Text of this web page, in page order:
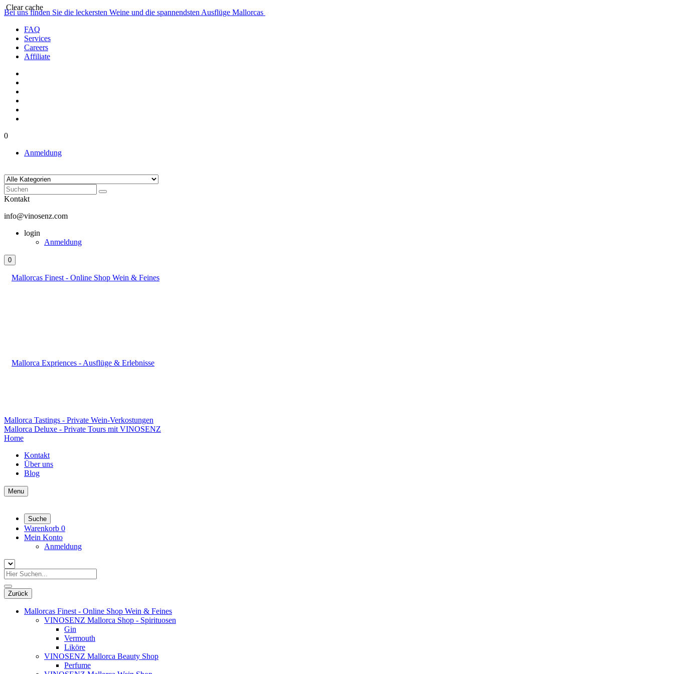
Bei uns finden Sie die leckersten Weine und die spannendsten Ausflüge Mallorcas
FAQ
Services
Careers
Affiliate
0
Anmeldung
Kontakt
info@vinosenz.com
login
Anmeldung
0
Mallorcas Finest - Online Shop Wein & Feines
Mallorca Expriences - Ausflüge & Erlebnisse
Mallorca Tastings - Private Wein-Verkostungen
Mallorca Deluxe - Private Tours mit VINOSENZ
Home
Kontakt
Über uns
Blog
Menu
Suche
Warenkorb 0
Mein Konto
Anmeldung
Zurück
Mallorcas Finest - Online Shop Wein & Feines
VINOSENZ Mallorca Shop - Spirituosen
Gin
Vermouth
Liköre
VINOSENZ Mallorca Beauty Shop
Perfume
Clear cache